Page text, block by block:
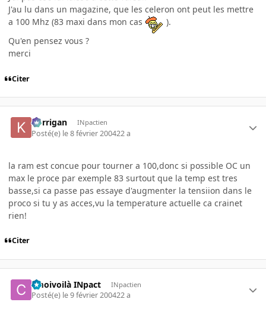
J'au lu dans un magazine, que les celeron ont peut les mettre
a 100 Mhz (83 maxi dans mon cas
).
Qu'en pensez vous ?
merci
Citer
korrigan INpactien
Posté(e) le 8 février 200422 a
la ram est concue pour tourner a 100,donc si possible OC un
max le proce par exemple 83 surtout que la temp est tres
basse,si ca passe pas essaye d'augmenter la tensiion dans le
proco si tu y as acces,vu la temperature actuelle ca crainet
rien!
Citer
cmoivoilà INpact INpactien
Posté(e) le 9 février 200422 a